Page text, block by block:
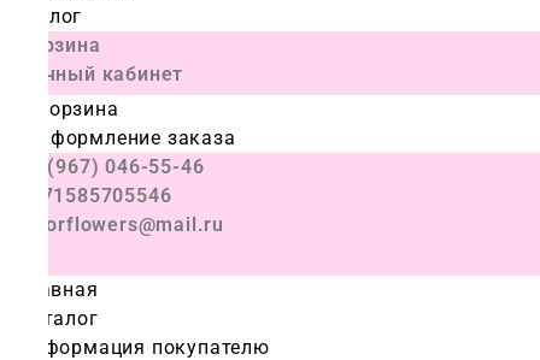
Блог
Корзина
Личный кабинет
Корзина
Оформление заказа
+7 (967) 046-55-46
+971585705546
colorflowers@mail.ru
Главная
Каталог
Информация покупателю